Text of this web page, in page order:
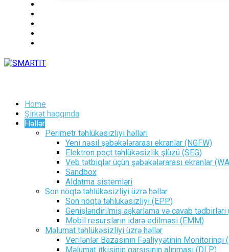
Home
Şirkət haqqında
Həllər
Perimetr təhlükəsizliyi həlləri
Yeni nəsil şəbəkələrarası ekranlar (NGFW)
Elektron poçt təhlükəsizlik şlüzü (SEG)
Veb tətbiqlər üçün şəbəkələrarası ekranlar
Sandbox
Aldatma sistemləri
Son nöqtə təhlükəsizliyi üzrə həllər
Son nöqtə təhlükəsizliyi (EPP)
Genişləndirilmiş aşkarlama və cavab tədbirləri
Mobil resursların idarə edilməsi (EMM)
Məlumat təhlükəsizliyi üzrə həllər
Verilənlər Bazasının Fəaliyyətinin Monitorinqi
Məlumat itkisinin qarşısının alınması (DLP)